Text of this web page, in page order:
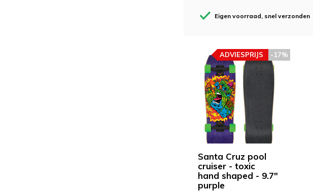
Eigen voorraad, snel verzonden
Santa Cruz pool
cruiser - toxic
hand shaped - 9.7"
purple
-17%
ADVIESPRIJS